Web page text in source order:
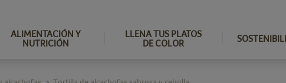
ALIMENTACIÓN Y
NUTRICIÓN
LLENA TUS PLATOS
DE COLOR